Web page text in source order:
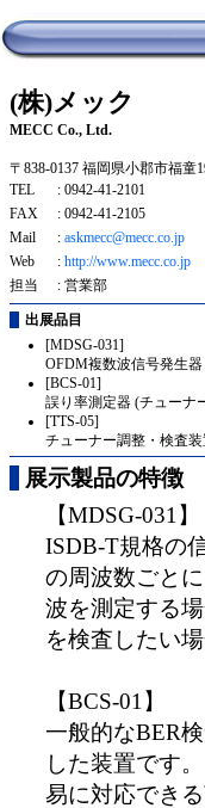
(株)メック
MECC Co., Ltd.
〒838-0137 福岡県小郡市福童
TEL
: 0942-41-2101
FAX
: 0942-41-2105
Mail
: askmecc@mecc.co.jp
Web
: http://www.mecc.co.jp
担当
: 営業部
出展品目
[MDSG-031]
OFDM複数波信号発生器
[BCS-01]
誤り率測定器 (チューナ
[TTS-05]
チューナー調整・検査
展示製品の特徴
【MDSG-031】
ISDB-T規格の
の周波数ごと
波を測定する
を検査したい
【BCS-01】
一般的なBER
した装置です
易に対応でき